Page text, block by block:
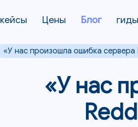
кейсы Цены Блог гиды
«У нас произошла ошибка сервера
«У нас